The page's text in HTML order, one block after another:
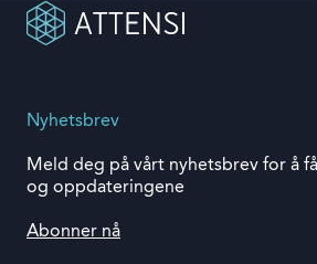
Nyhetsbrev
Meld deg på vårt nyhetsbrev for å
og oppdateringene
Abonner nå